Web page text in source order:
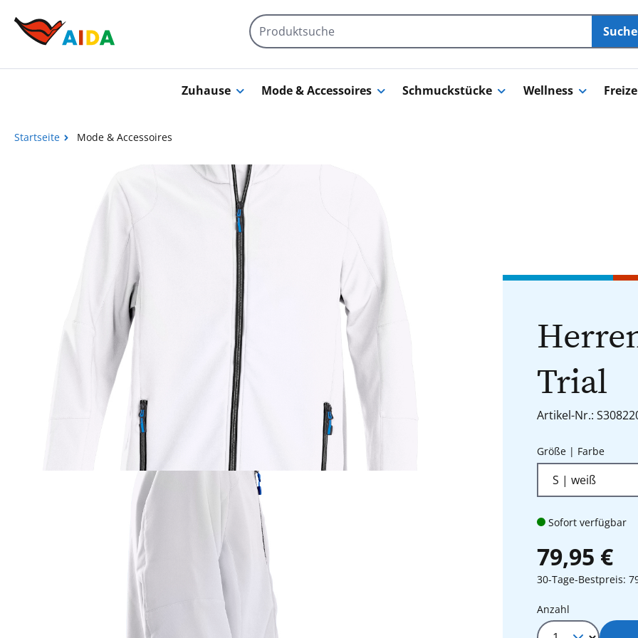
Zuhause Mode & Accessoires Schmuckstücke Wellness
Startseite Mode & Accessoires
Trial
Artikel-Nr.:
Größe | Farbe
Sofort verfügbar
79,95 €
30-Tage-Bestpreis:
Produkt
Anzahl